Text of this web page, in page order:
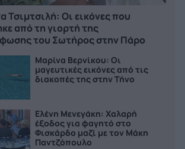
Τσιμτσιλή: Οι εικόνες που
από τη γιορτή της
του Σωτήρος στην Πάρο
Μαρίνα Βερνίκου: Οι
μαγευτικές εικόνες από τις
διακοπές της στην Τήνο
Ελένη Μενεγάκη: Χαλαρή
έξοδος για φαγητό στο
Φισκάρδο μαζί με τον Μάκη
Παντζόπουλο